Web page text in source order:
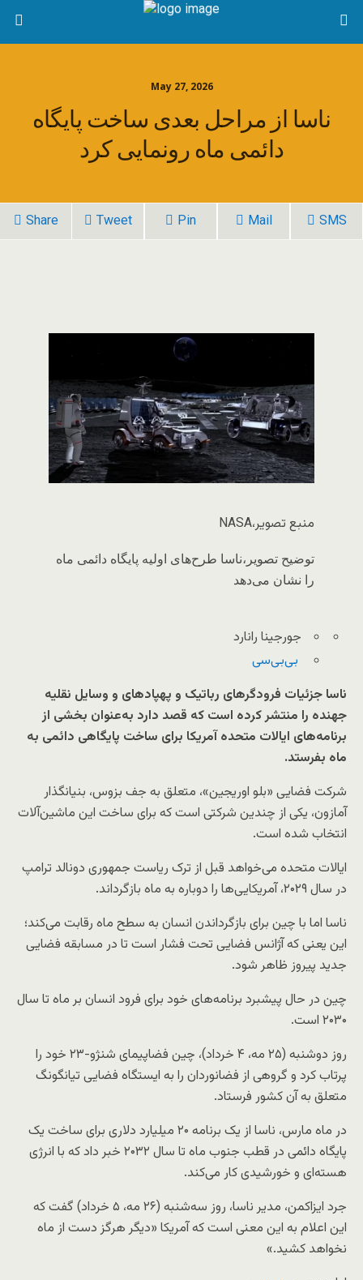
May 27, 2026
ناسا از مراحل بعدی ساخت پایگاه
دائمی ماه رونمایی کرد
Share Tweet Pin Mail SMS
منبع تصویر،NASA
توضیح تصویر،ناسا طرح‌های اولیه پایگاه دائمی ماه
را نشان می‌دهد
جورجینا رانارد
بی‌بی‌سی
ناسا جزئیات فرودگرهای رباتیک و پهپادهای و وسایل نقلیه
جهنده را منتشر کرده است که قصد دارد به‌عنوان بخشی از
برنامه‌های ایالات متحده آمریکا برای ساخت پایگاهی دائمی به
ماه بفرستد.
شرکت فضایی «بلو اوریجین»، متعلق به جف بزوس، بنیانگذار
آمازون، یکی از چندین شرکتی است که برای ساخت این ماشین‌آلات
انتخاب شده است.
ایالات متحده می‌خواهد قبل از ترک ریاست جمهوری دونالد ترامپ
در سال ۲۰۲۹، آمریکایی‌ها را دوباره به ماه بازگرداند.
ناسا اما با چین برای بازگرداندن انسان به سطح ماه رقابت می‌کند؛
این یعنی که آژانس فضایی تحت فشار است تا در مسابقه فضایی
جدید پیروز ظاهر شود.
چین در حال پیشبرد برنامه‌های خود برای فرود انسان بر ماه تا سال
۲۰۳۰ است.
روز دوشنبه (۲۵ مه، ۴ خرداد)، چین فضاپیمای شنژو-۲۳ خود را
پرتاب کرد و گروهی از فضانوردان را به ایستگاه فضایی تیانگونگ
متعلق به آن کشور فرستاد.
در ماه مارس، ناسا از یک برنامه ۲۰ میلیارد دلاری برای ساخت یک
پایگاه دائمی در قطب جنوب ماه تا سال ۲۰۳۲ خبر داد که با انرژی
هسته‌ای و خورشیدی کار می‌کند.
جرد ایزاکمن، مدیر ناسا، روز سه‌شنبه (۲۶ مه، ۵ خرداد) گفت که
این اعلام به این معنی است که آمریکا «دیگر هرگز دست از ماه
نخواهد کشید.»